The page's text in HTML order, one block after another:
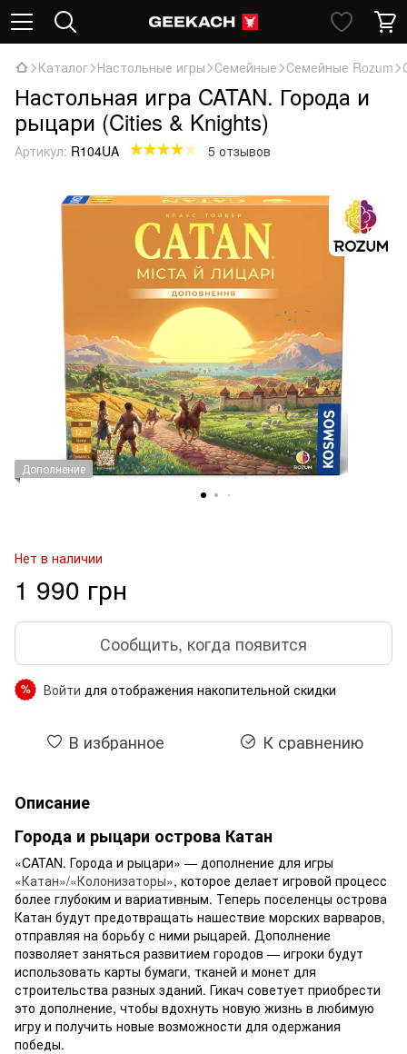
Каталог Настольные игры Семейные Семейные Rozum
Настольная игра CATAN. Города и
рыцари (Cities & Knights)
Артикул: R104UA 5 отзывов
Дополнение
Нет в наличии
1 990 грн
Сообщить, когда появится
% Войти для отображения накопительной скидки
В избранное К сравнению
Описание
Города и рыцари острова Катан
«CATAN. Города и рыцари» — дополнение для игры
«Катан»/«Колонизаторы», которое делает игровой процесс
более глубоким и вариативным. Теперь поселенцы острова
Катан будут предотвращать нашествие морских варваров,
отправляя на борьбу с ними рыцарей. Дополнение
позволяет заняться развитием городов — игроки будут
использовать карты бумаги, тканей и монет для
строительства разных зданий. Гикач советует приобрести
это дополнение, чтобы вдохнуть новую жизнь в любимую
игру и получить новые возможности для одержания
победы.